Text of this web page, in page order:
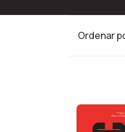
Ordenar